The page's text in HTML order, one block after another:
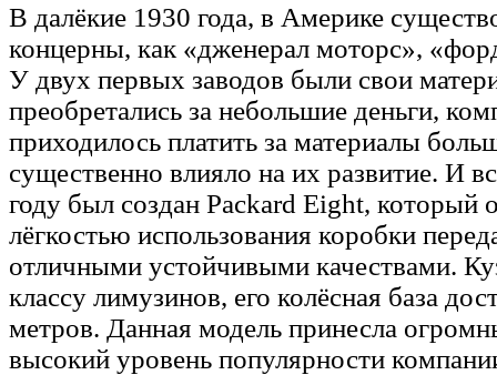
В далёкие 1930 года, в Америке
концерны, как «дженерал моторс»,
У двух первых заводов были свои
преобретались за небольшие деньги,
приходилось платить за материалы
существенно влияло на их развитие. И
году был создан Packard Eight, который
лёгкостью использования коробки
отличными устойчивыми качествами.
классу лимузинов, его колёсная база
метров. Данная модель принесла
высокий уровень популярности